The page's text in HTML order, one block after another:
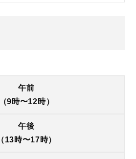
午前
（9時〜12時）
午後
（13時〜17時）